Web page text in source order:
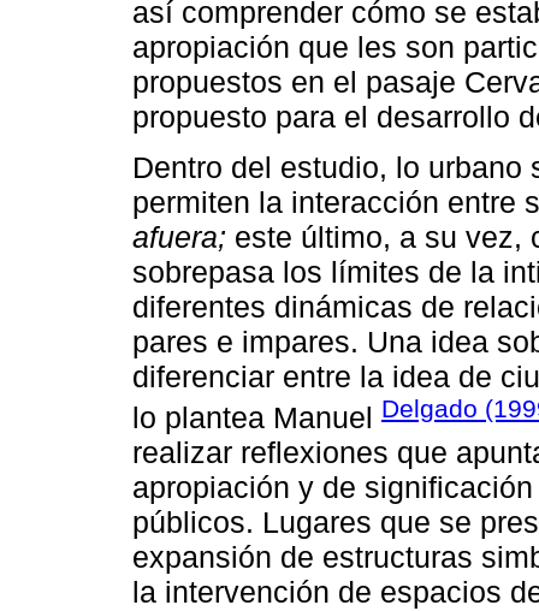
así comprender cómo se
apropiación que les son
propuestos en el pasaje
propuesto para el desarrollo
Dentro del estudio, lo
permiten la interacción entre
afuera; este último, a su vez,
sobrepasa los límites de la
diferentes dinámicas de
pares e impares. Una idea
diferenciar entre la idea de
lo plantea Manuel Delgado
realizar reflexiones que
apropiación y de
públicos. Lugares que se
expansión de estructuras
la intervención de espacios